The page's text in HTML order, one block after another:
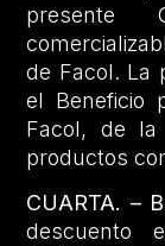
presente
de Facol. La
el Beneficio
Facol, de la
productos
CUARTA. –
descuento